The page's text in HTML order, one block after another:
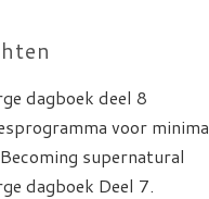
dagboek deel 8
voor minima
supernatural
dagboek Deel 7.